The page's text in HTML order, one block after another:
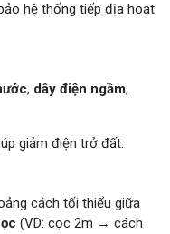
hệ thống tiếp địa hoạt
, dây điện ngầm,
giảm điện trở đất.
cách tối thiểu giữa
(VD: cọc 2m → cách